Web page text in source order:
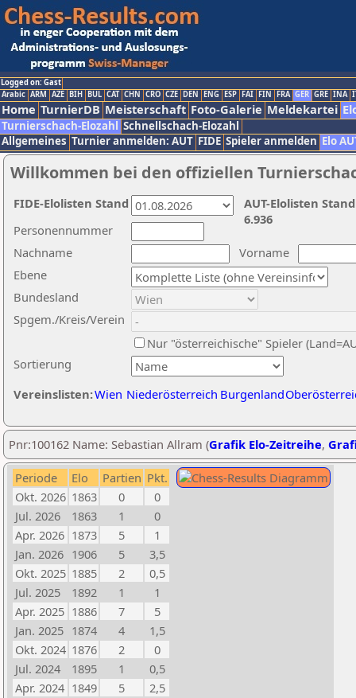
Logged on: Gast
Arabic ARM AZE BIH BUL CAT CHN CRO CZE DEN ENG ESP FAI FIN FRA GER GRE INA
Home TurnierDB Meisterschaft Foto-Galerie Meldekartei
Turnierschach-Elozahl Schnellschach-Elozahl
Allgemeines Turnier anmelden: AUT FIDE Spieler anmelden Elo
Willkommen bei den offiziellen
Nachname
Vorname
Ebene
Sortierung
Personennummer
Bundesland
Spgem./Kreis/Verein
Nur "österreichische" Spieler
Vereinslisten:Wien Niederösterreich Burgenland
AUT-Elolisten
6.936
FIDE-Elolisten Stand
Pnr:100162 Name: Sebastian Allram (Grafik Elo-Zeitreihe,
Periode Elo Partien Pkt.
Okt. 2026 1863 0
0
Jul. 2026
1863 1
0
Apr. 2026 1873 5
1
Jan. 2026 1906 5
3,5
Okt. 2025 1885 2
0,5
Jul. 2025
1892 1
1
Apr. 2025 1886 7
5
Jan. 2025 1874 4
1,5
Okt. 2024 1876 2
0
Jul. 2024
1895 1
0,5
Apr. 2024 1849 5
2,5